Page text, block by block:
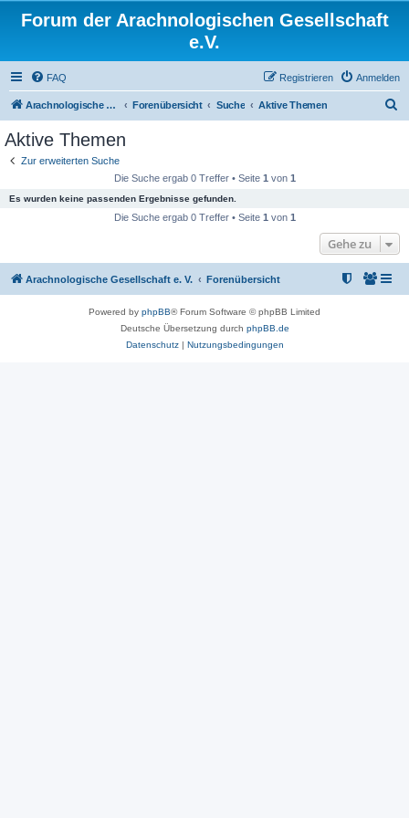
Forum der Arachnologischen Gesellschaft
e.V.
FAQ Anmelden
Registrieren
Arachnologische Gesellschaft e. V. Forenübersicht Suche Aktive Themen
Aktive Themen
Zur erweiterten Suche
Die Suche ergab 0 Treffer • Seite 1 von 1
Es wurden keine passenden Ergebnisse gefunden.
Die Suche ergab 0 Treffer • Seite 1 von 1
Gehe zu
Arachnologische Gesellschaft e. V. Forenübersicht
Powered by phpBB® Forum Software © phpBB Limited
Deutsche Übersetzung durch phpBB.de
Datenschutz| Nutzungsbedingungen